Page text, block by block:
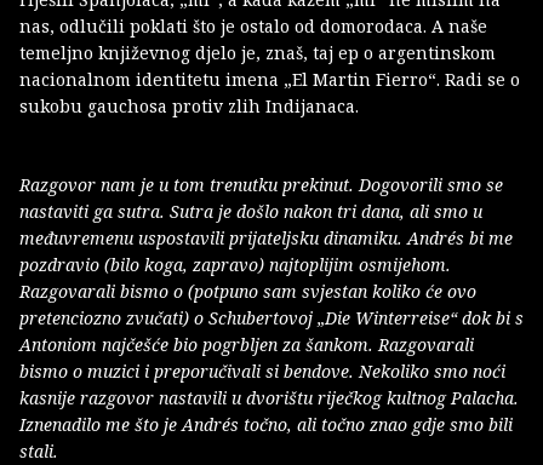
nas, odlučili poklati što je ostalo od domorodaca. A naše
temeljno književnog djelo je, znaš, taj ep o argentinskom
nacionalnom identitetu imena „El Martin Fierro“. Radi se o
sukobu gauchosa protiv zlih Indijanaca.
Razgovor nam je u tom trenutku prekinut. Dogovorili smo se
nastaviti ga sutra. Sutra je došlo nakon tri dana, ali smo u
međuvremenu uspostavili prijateljsku dinamiku. Andrés bi me
pozdravio (bilo koga, zapravo) najtoplijim osmijehom.
Razgovarali bismo o (potpuno sam svjestan koliko će ovo
pretenciozno zvučati) o Schubertovoj „Die Winterreise“ dok bi s
Antoniom najčešće bio pogrbljen za šankom. Razgovarali
bismo o muzici i preporučivali si bendove. Nekoliko smo noći
kasnije razgovor nastavili u dvorištu riječkog kultnog Palacha.
Iznenadilo me što je Andrés točno, ali točno znao gdje smo bili
stali.